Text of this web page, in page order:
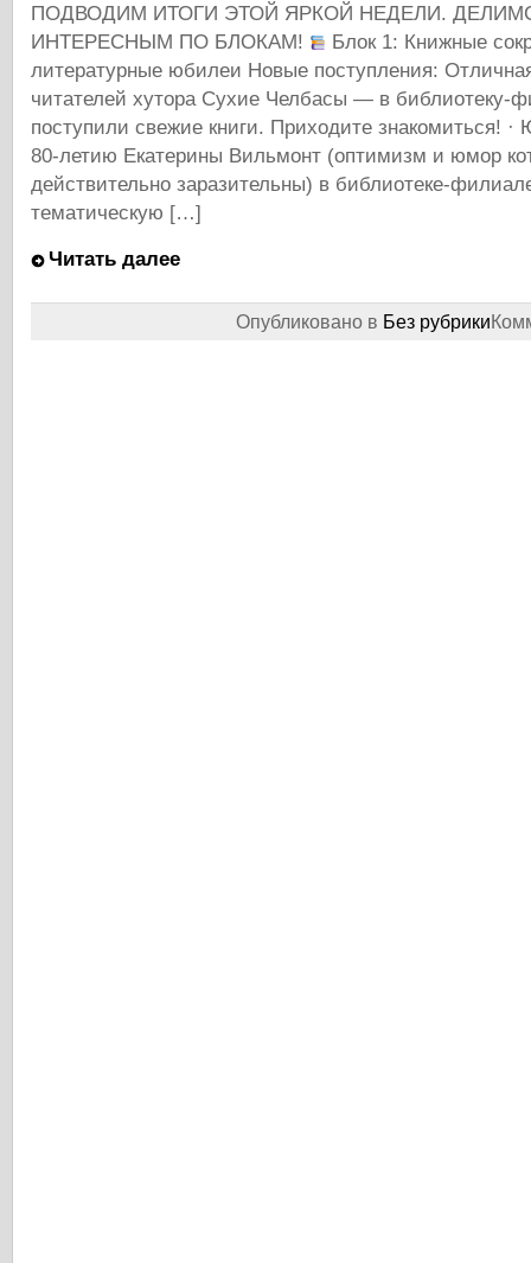
ПОДВОДИМ ИТОГИ ЭТОЙ ЯРКОЙ НЕДЕЛИ.
ИНТЕРЕСНЫМ ПО БЛОКАМ!
Блок 1: Книжные
литературные юбилеи Новые поступления:
читателей хутора Сухие Челбасы — в
поступили свежие книги. Приходите знакомиться!
80-летию Екатерины Вильмонт (оптимизм и юмор
действительно заразительны) в библиотеке-
тематическую […]
Читать далее
Опубликовано в Без рубрики